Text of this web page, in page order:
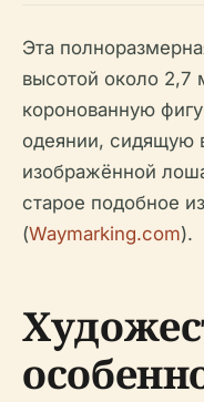
Эта
высотой около 2,7
коронованную
одеянии, сидящую
изображённой
старое подобное
(Waymarking.com).